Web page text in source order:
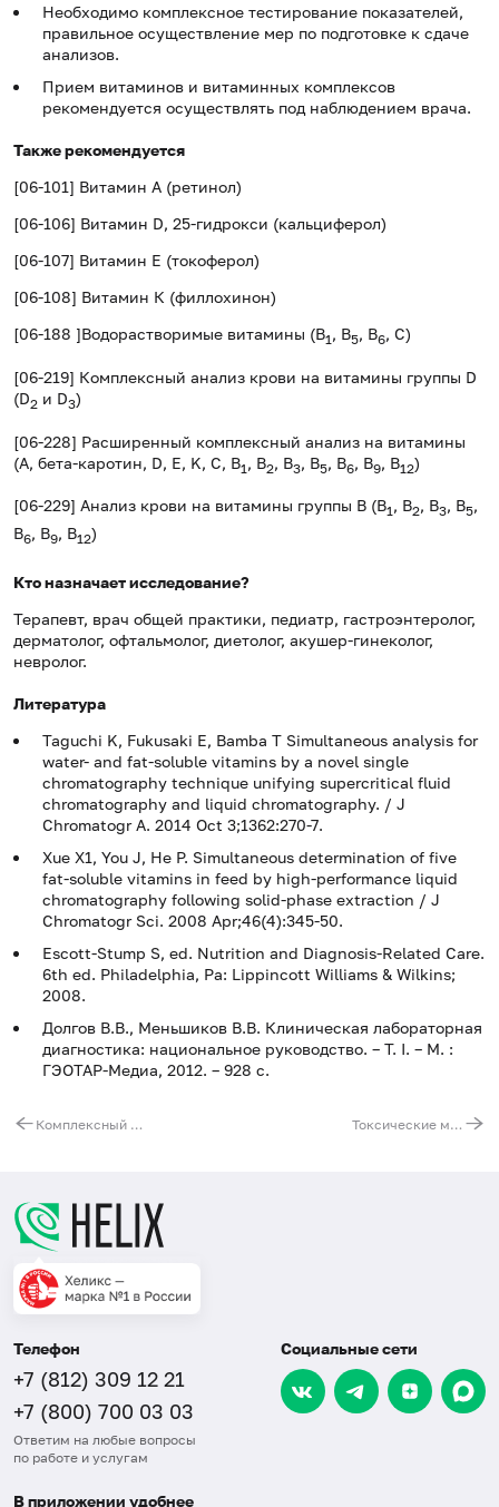
Необходимо комплексное тестирование показателей,
правильное осуществление мер по подготовке к сдаче
анализов.
Прием витаминов и витаминных комплексов
рекомендуется осуществлять под наблюдением врача.
Также рекомендуется
[06-101] Витамин А (ретинол)
[06-106] Витамин D, 25-гидрокси (кальциферол)
[06-107] Витамин Е (токоферол)
[06-108] Витамин К (филлохинон)
[06-188 ]Водорастворимые витамины (B1 , B5, B6, С)
[06-219] Комплексный анализ крови на витамины группы D
(D2 и D3)
[06-228] Расширенный комплексный анализ на витамины
(A, бета-каротин, D, E, K, C, B1 , B2, B3, B5, B6, B9, B12)
[06-229] Анализ крови на витамины группы B (B1, B2, B3, B5,
B6, B9, B12)
Кто назначает исследование?
Терапевт, врач общей практики, педиатр, гастроэнтеролог,
дерматолог, офтальмолог, диетолог, акушер-гинеколог,
невролог.
Литература
Taguchi K, Fukusaki E, Bamba T Simultaneous analysis for
water- and fat-soluble vitamins by a novel single
chromatography technique unifying supercritical fluid
chromatography and liquid chromatography. / J
Chromatogr A. 2014 Oct 3;1362:270-7.
Xue X1, You J, He P. Simultaneous determination of five
fat-soluble vitamins in feed by high-performance liquid
chromatography following solid-phase extraction / J
Chromatogr Sci. 2008 Apr;46(4):345-50.
Escott-Stump S, ed. Nutrition and Diagnosis-Related Care.
6th ed. Philadelphia, Pa: Lippincott Williams & Wilkins;
2008.
Долгов В.В., Меньшиков В.В. Клиническая лабораторная
диагностика: национальное руководство. – Т. I. – М. :
ГЭОТАР-Медиа, 2012. – 928 с.
Комплексный анализ на витамины группы B (B1, B2, B3, B5, B6, B7, B9, B12) Токсические микроэлементы (Cd, Hg, Pb)
Телефон
+7 (812) 309 12 21
+7 (800) 700 03 03
Ответим на любые вопросы
по работе и услугам
Социальные сети
В приложении удобнее